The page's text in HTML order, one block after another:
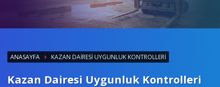
ANASAYFA KAZAN DAIRESI UYGUNLUK KONTROLLERI
Kazan Dairesi Uygunluk Kontrolleri